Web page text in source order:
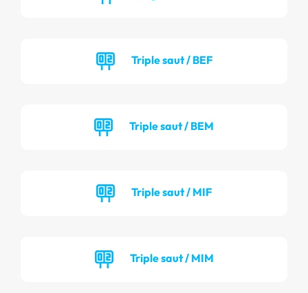
Triple saut / BEF
Triple saut / BEM
Triple saut / MIF
Triple saut / MIM